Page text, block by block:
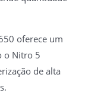
oferece um
o Nitro 5
de alta